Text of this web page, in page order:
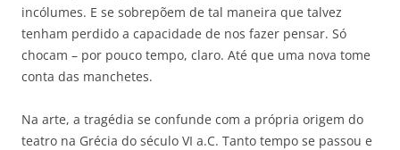
incólumes. E se sobrepõem de tal maneira que talvez
tenham perdido a capacidade de nos fazer pensar. Só
chocam – por pouco tempo, claro. Até que uma nova tome
conta das manchetes.
Na arte, a tragédia se confunde com a própria origem do
teatro na Grécia do século VI a.C. Tanto tempo se passou e